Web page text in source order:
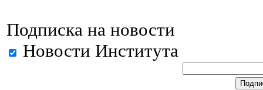
Подписка на новости
Новости Института